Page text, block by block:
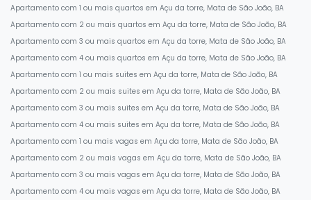
Apartamento com 1 ou mais quartos em Açu da torre, Mata de São João, BA
Apartamento com 2 ou mais quartos em Açu da torre, Mata de São João, BA
Apartamento com 3 ou mais quartos em Açu da torre, Mata de São João, BA
Apartamento com 4 ou mais quartos em Açu da torre, Mata de São João, BA
Apartamento com 1 ou mais suites em Açu da torre, Mata de São João, BA
Apartamento com 2 ou mais suites em Açu da torre, Mata de São João, BA
Apartamento com 3 ou mais suites em Açu da torre, Mata de São João, BA
Apartamento com 4 ou mais suites em Açu da torre, Mata de São João, BA
Apartamento com 1 ou mais vagas em Açu da torre, Mata de São João, BA
Apartamento com 2 ou mais vagas em Açu da torre, Mata de São João, BA
Apartamento com 3 ou mais vagas em Açu da torre, Mata de São João, BA
Apartamento com 4 ou mais vagas em Açu da torre, Mata de São João, BA